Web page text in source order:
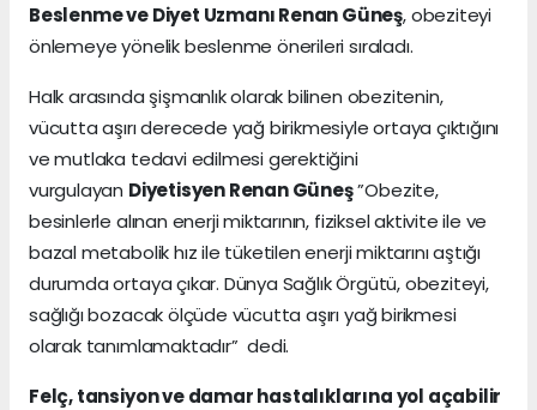
Beslenme ve Diyet Uzmanı Renan Güneş, obeziteyi
önlemeye yönelik beslenme önerileri sıraladı.
Halk arasında şişmanlık olarak bilinen obezitenin,
vücutta aşırı derecede yağ birikmesiyle ortaya çıktığını
ve mutlaka tedavi edilmesi gerektiğini
vurgulayan Diyetisyen Renan Güneş”Obezite,
besinlerle alınan enerji miktarının, fiziksel aktivite ile ve
bazal metabolik hız ile tüketilen enerji miktarını aştığı
durumda ortaya çıkar. Dünya Sağlık Örgütü, obeziteyi,
sağlığı bozacak ölçüde vücutta aşırı yağ birikmesi
olarak tanımlamaktadır” dedi.
Felç, tansiyon ve damar hastalıklarına yol açabilir